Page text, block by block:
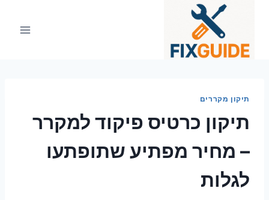
תיקון מקררים
תיקון כרטיס פיקוד למקרר
– מחיר מפתיע שתופתעו
לגלות